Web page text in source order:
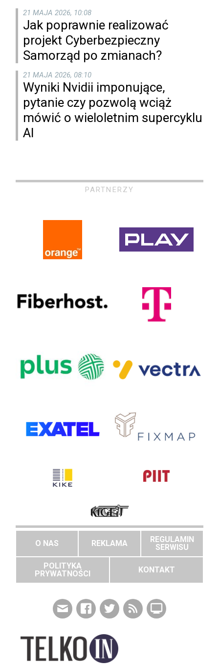
21 MAJA 2026, 10:08
Jak poprawnie realizować
projekt Cyberbezpieczny
Samorząd po zmianach?
21 MAJA 2026, 08:10
Wyniki Nvidii imponujące,
pytanie czy pozwolą wciąż
mówić o wieloletnim supercyklu
AI
PARTNERZY
O NAS REKLAMA
REGULAMIN
SERWISU
POLITYKA
PRYWATNOŚCI
KONTAKT